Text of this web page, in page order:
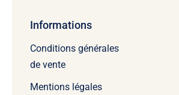
Informations
Conditions générales
de vente
Mentions légales